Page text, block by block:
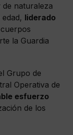
naturaleza
liderado
la Guardia
Grupo de
Operativa de
esfuerzo
de los